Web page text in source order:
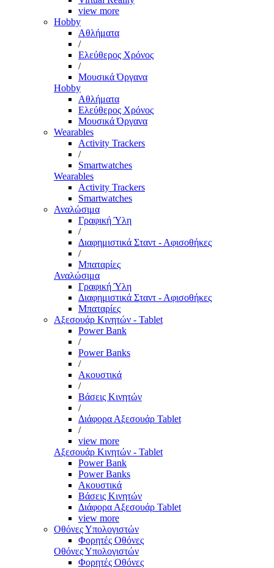
view more
Hobby
Αθλήματα
/
Ελεύθερος Χρόνος
/
Μουσικά Όργανα
Hobby
Αθλήματα
Ελεύθερος Χρόνος
Μουσικά Όργανα
Wearables
Activity Trackers
/
Smartwatches
Wearables
Activity Trackers
Smartwatches
Αναλώσιμα
Γραφική Ύλη
/
Διαφημιστικά Σταντ - Αφισοθήκες
/
Μπαταρίες
Αναλώσιμα
Γραφική Ύλη
Διαφημιστικά Σταντ - Αφισοθήκες
Μπαταρίες
Αξεσουάρ Κινητών - Tablet
Power Bank
/
Power Banks
/
Ακουστικά
/
Βάσεις Κινητών
/
Διάφορα Αξεσουάρ Tablet
/
view more
Αξεσουάρ Κινητών - Tablet
Power Bank
Power Banks
Ακουστικά
Βάσεις Κινητών
Διάφορα Αξεσουάρ Tablet
view more
Οθόνες Υπολογιστών
Φορητές Οθόνες
Οθόνες Υπολογιστών
Φορητές Οθόνες